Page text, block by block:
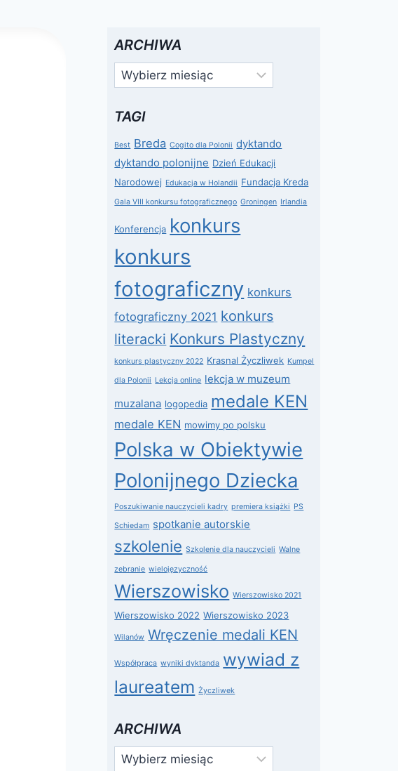
ARCHIWA
Archiwa
TAGI
Best Breda Cogito dla Polonii dyktando
dyktando polonijne Dzień Edukacji
Narodowej Edukacja w Holandii Fundacja Kreda
Gala VIII konkursu fotograficznego Groningen Irlandia
Konferencja konkurs
konkurs
fotograficzny konkurs
fotograficzny 2021 konkurs
literacki Konkurs Plastyczny
konkurs plastyczny 2022 Krasnal Życzliwek Kumpel
dla Polonii Lekcja online lekcja w muzeum
muzalana logopedia medale KEN
medale KEN mowimy po polsku
Polska w Obiektywie
Polonijnego Dziecka
Poszukiwanie nauczycieli kadry premiera książki PS
Schiedam spotkanie autorskie
szkolenie Szkolenie dla nauczycieli Walne
zebranie wielojęzyczność
Wierszowisko Wierszowisko 2021
Wierszowisko 2022 Wierszowisko 2023
Wilanów Wręczenie medali KEN
Współpraca wyniki dyktanda wywiad z
laureatem Życzliwek
ARCHIWA
Archiwa